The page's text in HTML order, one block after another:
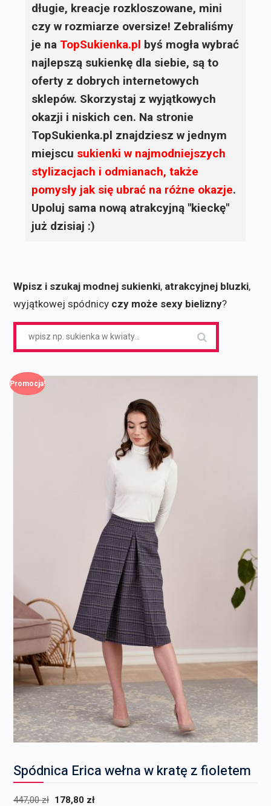
długie, kreacje rozkloszowane, mini
czy w rozmiarze oversize! Zebraliśmy
je na TopSukienka.pl byś mogła wybrać
najlepszą sukienkę dla siebie, są to
oferty z dobrych internetowych
sklepów. Skorzystaj z wyjątkowych
okazji i niskich cen. Na stronie
TopSukienka.pl znajdziesz w jednym
miejscu sukienki w najmodniejszych
stylizacjach i odmianach, także
pomysły jak się ubrać na różne okazje.
Upoluj sama nową atrakcyjną "kieckę"
już dzisiaj :)
Wpisz i szukaj modnej sukienki, atrakcyjnej bluzki,
wyjątkowej spódnicy czy może sexy bielizny?
Promocja!
Spódnica Erica wełna w kratę z fioletem
447,00zł Pierwotna
178,80 zł